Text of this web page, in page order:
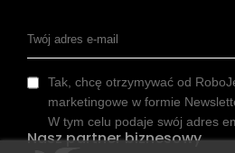
Tak, chcę otrzymywać od
marketingowe w formie
W tym celu podaje swój adres
Nasz partner biznesowy